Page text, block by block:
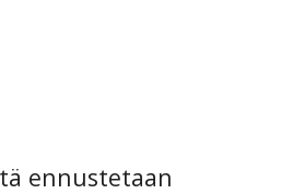
ennustetaan